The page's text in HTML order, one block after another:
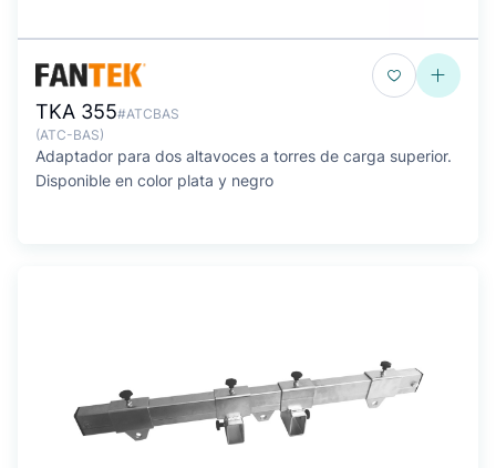
TKA 355#ATCBAS
(ATC-BAS)
Adaptador para dos altavoces a torres de carga superior.
Disponible en color plata y negro